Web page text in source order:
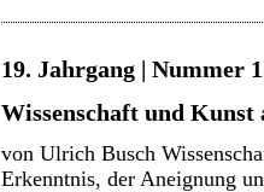
19. Jahrgang | Nummer
Wissenschaft und
von Ulrich Busch
Erkenntnis, der Aneignung